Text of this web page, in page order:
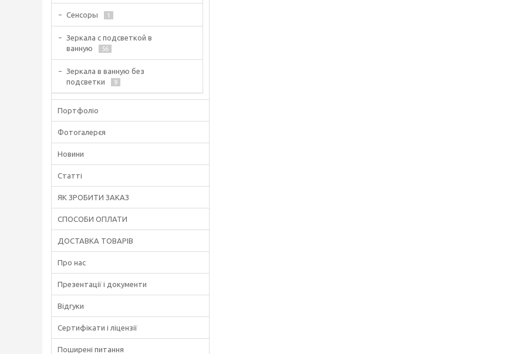
Сенсоры 1
Зеркала с подсветкой в
ванную
56
Зеркала в ванную без
подсветки
9
Портфоліо
Фотогалерєя
Новини
Статті
ЯК ЗРОБИТИ ЗАКАЗ
СПОСОБИ ОПЛАТИ
ДОСТАВКА ТОВАРІВ
Про нас
Презентації і документи
Відгуки
Сертифікати і ліцензії
Поширені питання